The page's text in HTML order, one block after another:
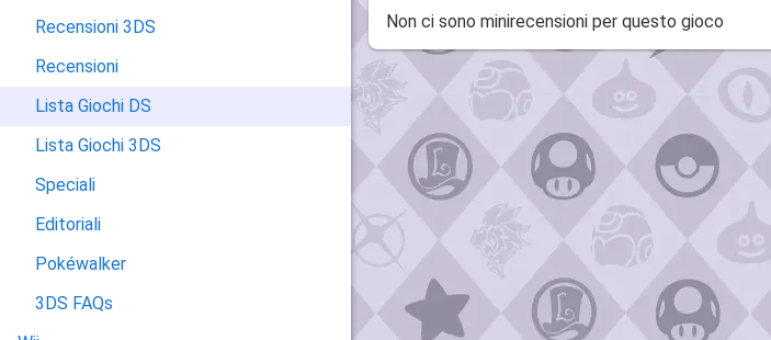
Non ci sono minirecensioni per questo gioco
Recensioni 3DS
Recensioni
Lista Giochi DS
Lista Giochi 3DS
Speciali
Editoriali
Pokéwalker
3DS FAQs